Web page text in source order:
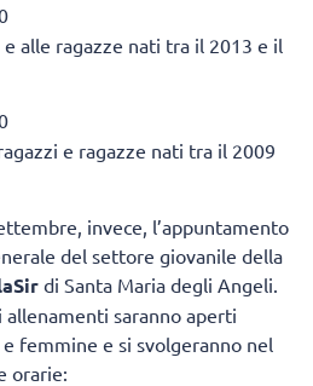
alle ragazze nati tra il 2013 e il
e ragazze nati tra il 2009
invece, l’appuntamento
del settore giovanile della
di Santa Maria degli Angeli.
allenamenti saranno aperti
femmine e si svolgeranno nel
orarie: